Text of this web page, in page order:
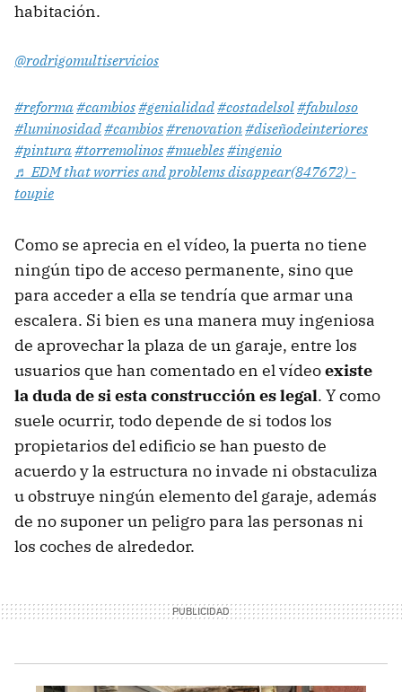
habitación.
@rodrigomultiservicios
#reforma#cambios#genialidad#costadelsol#fabuloso
#luminosidad#cambios#renovation#diseñodeinteriores
#pintura#torremolinos#muebles#ingenio
♬ EDM that worries and problems disappear(847672) -
toupie
Como se aprecia en el vídeo, la puerta no tiene
ningún tipo de acceso permanente, sino que
para acceder a ella se tendría que armar una
escalera. Si bien es una manera muy ingeniosa
de aprovechar la plaza de un garaje, entre los
usuarios que han comentado en el vídeoexiste
la duda de si esta construcción es legal. Y como
suele ocurrir, todo depende de si todos los
propietarios del edificio se han puesto de
acuerdo y la estructura no invade ni obstaculiza
u obstruye ningún elemento del garaje, además
de no suponer un peligro para las personas ni
los coches de alrededor.